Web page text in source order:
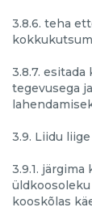
3.8.6. teha
3.8.7.
tegevusega
3.9. Liidu
3.9.1.
kooskõlas